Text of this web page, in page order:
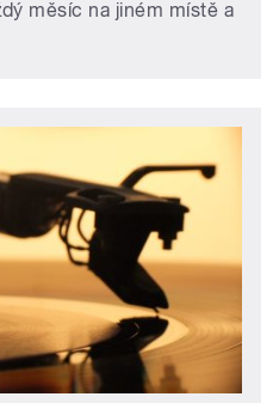
měsíc na jiném místě a